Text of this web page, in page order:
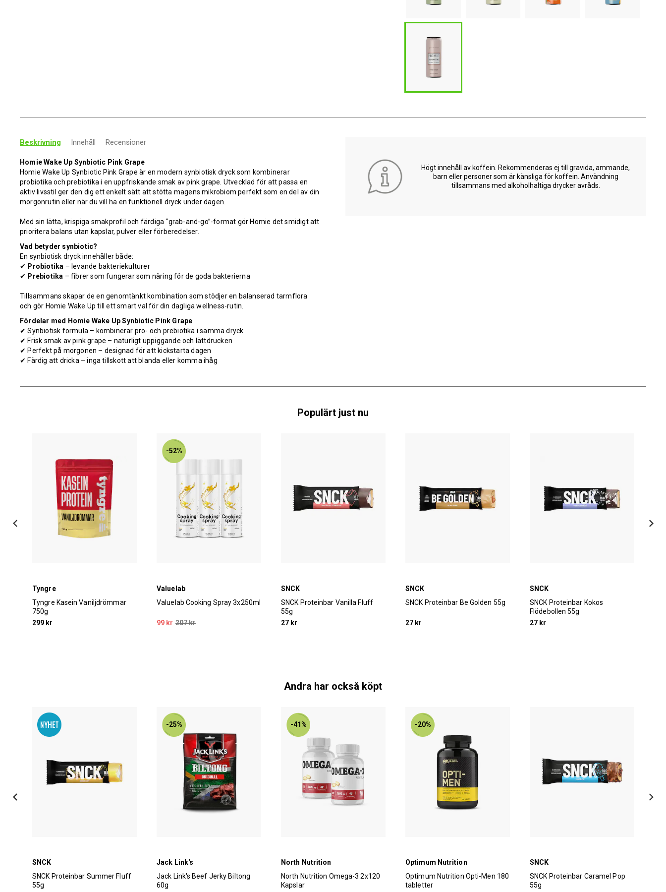
Beskrivning Innehåll Recensioner
Homie Wake Up Synbiotic Pink Grape
Homie Wake Up Synbiotic Pink Grape är en modern synbiotisk dryck som kombinerar
probiotika och prebiotika i en uppfriskande smak av pink grape. Utvecklad för att passa en
aktiv livsstil ger den dig ett enkelt sätt att stötta magens mikrobiom perfekt som en del av din
morgonrutin eller när du vill ha en funktionell dryck under dagen.
Med sin lätta, krispiga smakprofil och färdiga “grab-and-go”-format gör Homie det smidigt att
prioritera balans utan kapslar, pulver eller förberedelser.
Vad betyder synbiotic?
En synbiotisk dryck innehåller både:
✔ Probiotika – levande bakteriekulturer
✔ Prebiotika – fibrer som fungerar som näring för de goda bakterierna
Tillsammans skapar de en genomtänkt kombination som stödjer en balanserad tarmflora
och gör Homie Wake Up till ett smart val för din dagliga wellness-rutin.
Fördelar med Homie Wake Up Synbiotic Pink Grape
✔ Synbiotisk formula – kombinerar pro- och prebiotika i samma dryck
✔ Frisk smak av pink grape – naturligt uppiggande och lättdrucken
✔ Perfekt på morgonen – designad för att kickstarta dagen
✔ Färdig att dricka – inga tillskott att blanda eller komma ihåg
Högt innehåll av koffein. Rekommenderas ej till gravida, ammande,
barn eller personer som är känsliga för koffein. Användning
tillsammans med alkoholhaltiga drycker avråds.
Populärt just nu
Tyngre
Tyngre Kasein Vaniljdrömmar
750g
299 kr
-52%
Valuelab
Valuelab Cooking Spray 3x250ml
99 kr 207 kr
SNCK
SNCK Proteinbar Vanilla Fluff
55g
27 kr
SNCK
SNCK Proteinbar Be Golden 55g
27 kr
SNCK
SNCK Proteinbar Kokos
Flödebollen 55g
27 kr
Andra har också köpt
SNCK
SNCK Proteinbar Summer Fluff
55g
-25%
Jack Link's
Jack Link's Beef Jerky Biltong
60g
-41%
North Nutrition
North Nutrition Omega-3 2x120
Kapslar
-20%
Optimum Nutrition
Optimum Nutrition Opti-Men 180
tabletter
SNCK
SNCK Proteinbar Caramel Pop
55g